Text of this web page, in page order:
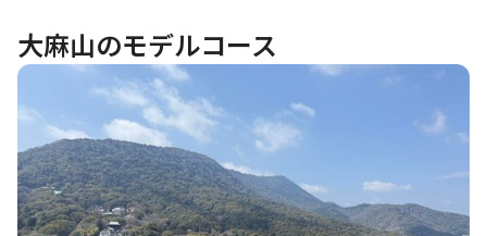
大麻山のモデルコース